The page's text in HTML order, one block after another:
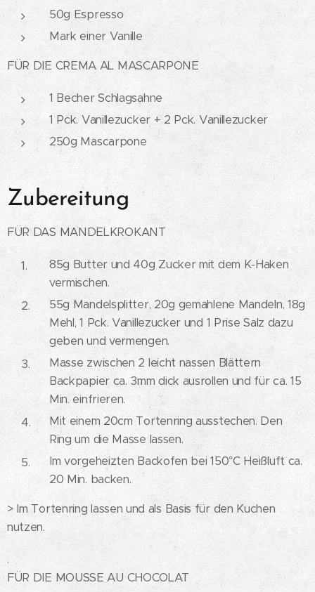
50g Espresso
Mark einer Vanille
FÜR DIE CREMA AL MASCARPONE
1 Becher Schlagsahne
1 Pck. Vanillezucker + 2 Pck. Vanillezucker
250g Mascarpone
Zubereitung
FÜR DAS MANDELKROKANT
85g Butter und 40g Zucker mit dem K-Haken
vermischen.
55g Mandelsplitter, 20g gemahlene Mandeln, 18g
Mehl, 1 Pck. Vanillezucker und 1 Prise Salz dazu
geben und vermengen.
Masse zwischen 2 leicht nassen Blättern
Backpapier ca. 3mm dick ausrollen und für ca. 15
Min. einfrieren.
Mit einem 20cm Tortenring ausstechen. Den
Ring um die Masse lassen.
Im vorgeheizten Backofen bei 150°C Heißluft ca.
20 Min. backen.
> Im Tortenring lassen und als Basis für den Kuchen
nutzen.
.
FÜR DIE MOUSSE AU CHOCOLAT